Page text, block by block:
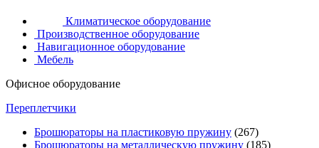
Климатическое оборудование
Производственное оборудование
Навигационное оборудование
Мебель
Офисное оборудование
Переплетчики
Брошюраторы на пластиковую пружину (267)
Брошюраторы на металлическую пружину (185)